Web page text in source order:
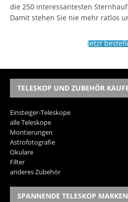
die 250 interessantesten
Damit stehen Sie nie mehr ratlos
Jetzt
TELESKOP UND ZUBEHÖR
Einsteiger-Teleskope
alle Teleskope
Montierungen
Astrofotografie
Okulare
Filter
anderes Zubehör
SPANNENDE TELESKOP MARKEN